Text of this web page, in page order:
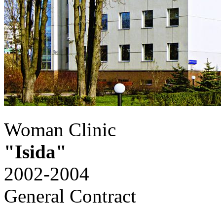
Woman Clinic
"Isida"
2002-2004
General Contract